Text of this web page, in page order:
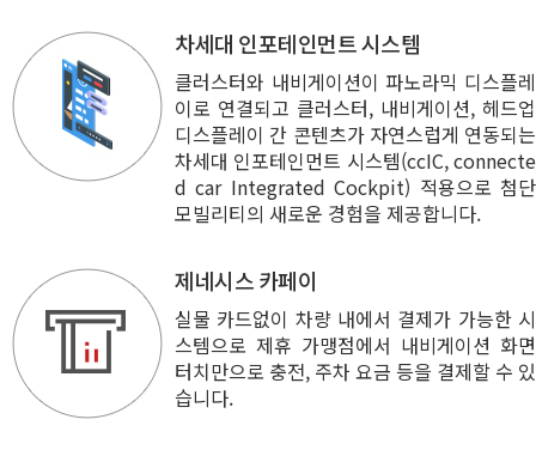
차세대 인포테인먼트 시스템
클러스터와 내비게이션이 파노라믹 디스플레
이로 연결되고 클러스터, 내비게이션, 헤드업
디스플레이 간 콘텐츠가 자연스럽게 연동되는
차세대 인포테인먼트 시스템(ccIC, connecte
d car Integrated Cockpit) 적용으로 첨단
모빌리티의 새로운 경험을 제공합니다.
제네시스 카페이
실물 카드없이 차량 내에서 결제가 가능한 시
스템으로 제휴 가맹점에서 내비게이션 화면
터치만으로 충전, 주차 요금 등을 결제할 수 있
습니다.